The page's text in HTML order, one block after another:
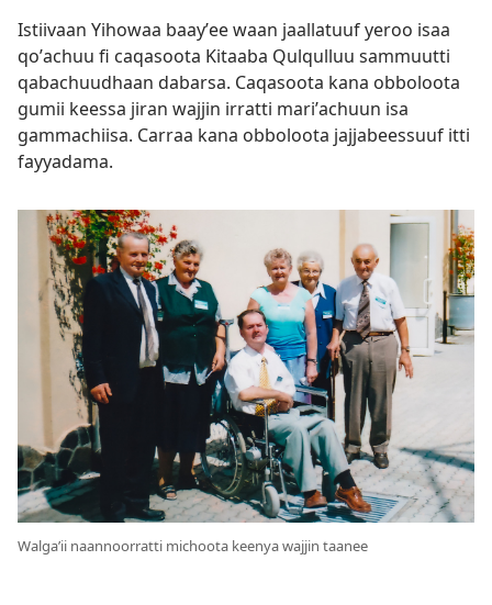
Istiivaan Yihowaa baayʼee waan jaallatuuf yeroo isaa
qoʼachuu fi caqasoota Kitaaba Qulqulluu sammuutti
qabachuudhaan dabarsa. Caqasoota kana obboloota
gumii keessa jiran wajjin irratti mariʼachuun isa
gammachiisa. Carraa kana obboloota jajjabeessuuf itti
fayyadama.
Walgaʼii naannoorratti michoota keenya wajjin taanee